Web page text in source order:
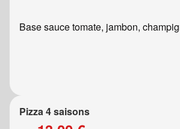
Base sauce tomate, jambon,
Pizza 4 saisons